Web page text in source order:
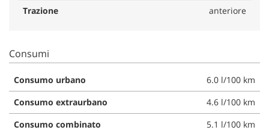
Trazione
anteriore
Consumi
Consumo urbano
6.0 l/100 km
Consumo extraurbano
4.6 l/100 km
Consumo combinato
5.1 l/100 km